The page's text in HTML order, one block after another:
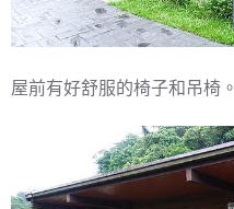
屋前有好舒服的椅子和吊椅。